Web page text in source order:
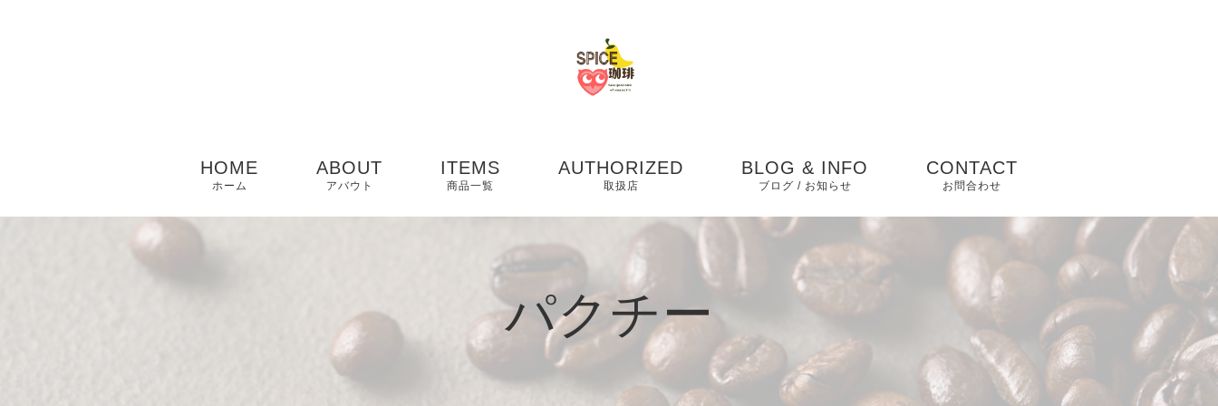
HOME
ホーム
ABOUT
アバウト
ITEMS
商品一覧
AUTHORIZED
取扱店
BLOG & INFO
ブログ / お知らせ
CONTACT
お問合わせ
パクチー